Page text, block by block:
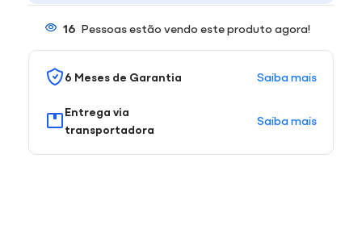
16 Pessoas estão vendo este produto agora!
6 Meses de Garantia Saiba mais
Entrega via
transportadora
Saiba mais